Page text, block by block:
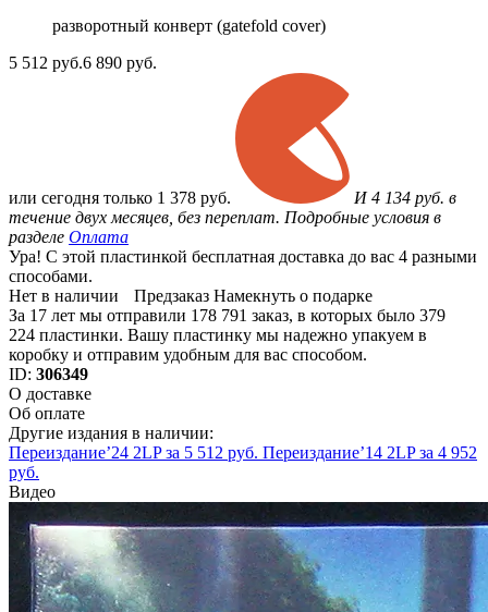
разворотный конверт (gatefold cover)
5 512 руб.6 890 руб.
или сегодня только 1 378 руб.
И 4 134 руб. в
течение двух месяцев, без переплат. Подробные условия в
разделе Оплата
Ура! С этой пластинкой бесплатная доставка до вас 4 разными
способами.
Нет в наличии
Предзаказ Намекнуть о подарке
За 17 лет мы отправили 178 791 заказ, в которых было 379
224 пластинки. Вашу пластинку мы надежно упакуем в
коробку и отправим удобным для вас способом.
ID: 306349
О доставке
Об оплате
Другие издания в наличии:
Переиздание’24 2LP за 5 512 руб. Переиздание’14 2LP за 4 952
руб.
Видео